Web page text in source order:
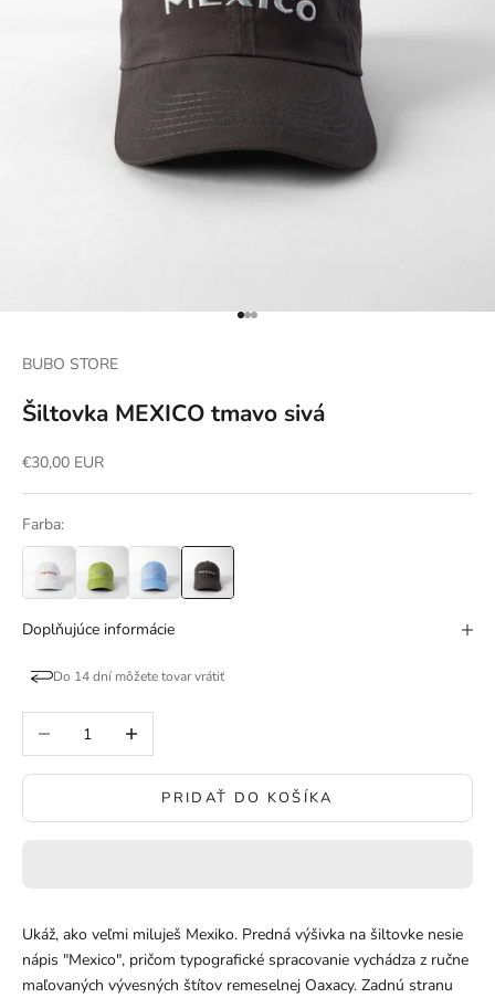
Prejsť na položku 1
Prejsť na položku 2
Prejsť na položku 3
BUBO STORE
Šiltovka MEXICO tmavo sivá
Predajná cena
€30,00 EUR
Farba:
Doplňujúce informácie
Do 14 dní môžete tovar vrátiť
Znížiť množstvoZvýšiť množstvo
PRIDAŤ DO KOŠÍKA
Ukáž, ako veľmi miluješ Mexiko. Predná výšivka na šiltovke nesie
nápis "Mexico", pričom typografické spracovanie vychádza z ručne
maľovaných vývesných štítov remeselnej Oaxacy. Zadnú stranu